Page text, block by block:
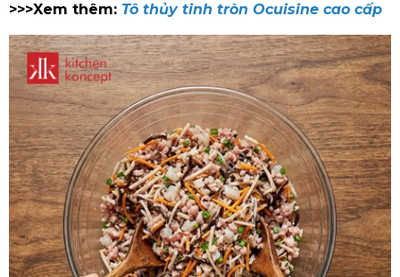
>>>Xem thêm: Tô thủy tinh tròn Ocuisine cao cấp